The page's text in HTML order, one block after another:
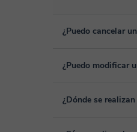
¿Puedo cancelar
Sí, puedes cancelar
¿Puedo modificar
Sí, siempre puede
¿Dónde se